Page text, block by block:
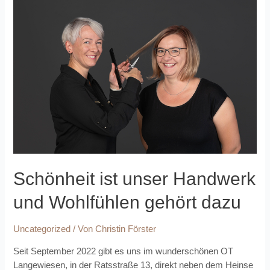
Schönheit ist unser Handwerk
und Wohlfühlen gehört dazu
Uncategorized / VonChristin Förster
Seit September 2022 gibt es uns im wunderschönen OT
Langewiesen, in der Ratsstraße 13, direkt neben dem Heinse